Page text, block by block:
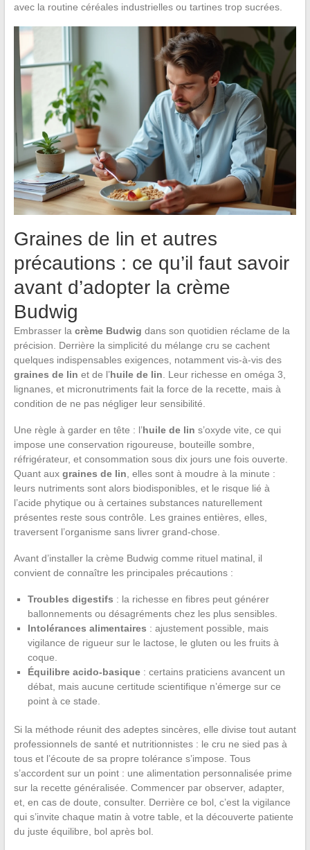
avec la routine céréales industrielles ou tartines trop sucrées.
Graines de lin et autres
précautions : ce qu’il faut savoir
avant d’adopter la crème
Budwig
Embrasser la crème Budwig dans son quotidien réclame de la
précision. Derrière la simplicité du mélange cru se cachent
quelques indispensables exigences, notamment vis-à-vis des
graines de lin et de l’huile de lin . Leur richesse en oméga 3,
lignanes, et micronutriments fait la force de la recette, mais à
condition de ne pas négliger leur sensibilité.
Une règle à garder en tête : l’huile de lin s’oxyde vite, ce qui
impose une conservation rigoureuse, bouteille sombre,
réfrigérateur, et consommation sous dix jours une fois ouverte.
Quant aux graines de lin , elles sont à moudre à la minute :
leurs nutriments sont alors biodisponibles, et le risque lié à
l’acide phytique ou à certaines substances naturellement
présentes reste sous contrôle. Les graines entières, elles,
traversent l’organisme sans livrer grand-chose.
Avant d’installer la crème Budwig comme rituel matinal, il
convient de connaître les principales précautions :
Troubles digestifs : la richesse en fibres peut générer
ballonnements ou désagréments chez les plus sensibles.
Intolérances alimentaires : ajustement possible, mais
vigilance de rigueur sur le lactose, le gluten ou les fruits à
coque.
Équilibre acido-basique: certains praticiens avancent un
débat, mais aucune certitude scientifique n’émerge sur ce
point à ce stade.
Si la méthode réunit des adeptes sincères, elle divise tout autant
professionnels de santé et nutritionnistes : le cru ne sied pas à
tous et l’écoute de sa propre tolérance s’impose. Tous
s’accordent sur un point : une alimentation personnalisée prime
sur la recette généralisée. Commencer par observer, adapter,
et, en cas de doute, consulter. Derrière ce bol, c’est la vigilance
qui s’invite chaque matin à votre table, et la découverte patiente
du juste équilibre, bol après bol.